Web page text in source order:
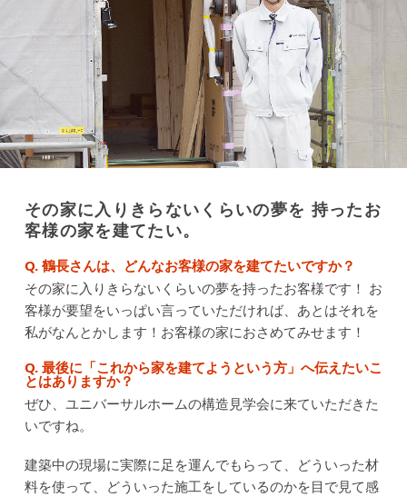
その家に入りきらないくらいの夢を 持ったお
客様の家を建てたい。
Q. 鶴長さんは、どんなお客様の家を建てたいですか？
その家に入りきらないくらいの夢を持ったお客様です！ お
客様が要望をいっぱい言っていただければ、あとはそれを
私がなんとかします！お客様の家におさめてみせます！
Q. 最後に「これから家を建てようという方」へ伝えたいこ
とはありますか？
ぜひ、ユニバーサルホームの構造見学会に来ていただきた
いですね。
建築中の現場に実際に足を運んでもらって、どういった材
料を使って、どういった施工をしているのかを目で見て感